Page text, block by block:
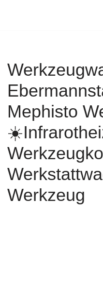
Mephisto
Werkzeug